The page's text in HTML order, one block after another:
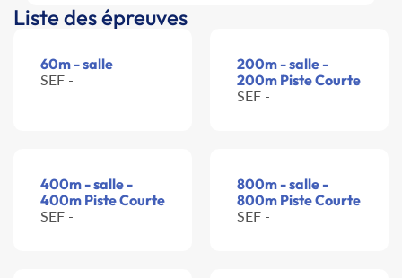
Liste des épreuves
60m - salle
SEF -
200m - salle -
200m Piste Courte
SEF -
400m - salle -
400m Piste Courte
SEF -
800m - salle -
800m Piste Courte
SEF -